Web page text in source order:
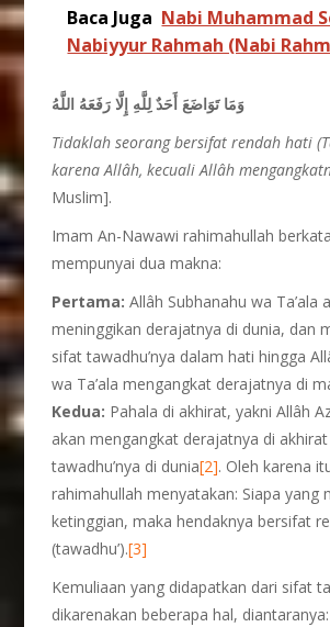
Baca Juga Nabi Muhammad
Nabiyyur Rahmah (Nabi
وَمَا تَوَاضَعَ أَحَدٌ لِلَّهِ إِلَّا رَفَعَهُ اللَّهُ
Tidaklah seorang bersifat rendah hati
karena Allâh, kecuali Allâh
Muslim].
Imam An-Nawawi rahimahullah
mempunyai dua makna:
Pertama: Allâh Subhanahu wa Ta’ala
meninggikan derajatnya di dunia, dan
sifat tawadhu’nya dalam hati hingga
wa Ta’ala mengangkat derajatnya di
Kedua: Pahala di akhirat, yakni Allâh
akan mengangkat derajatnya di
tawadhu’nya di dunia[2]. Oleh karena
rahimahullah menyatakan: Siapa yang
ketinggian, maka hendaknya bersifat
(tawadhu’).[3]
Kemuliaan yang didapatkan dari sifat
dikarenakan beberapa hal, diantaranya: